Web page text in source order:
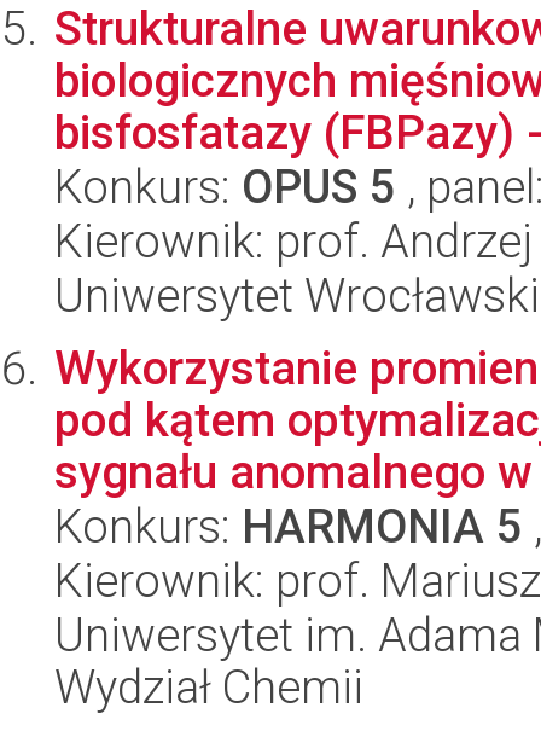
Strukturalne
biologicznych
bisfosfatazy (FBPazy)
Konkurs: OPUS 5 ,
Kierownik: prof.
Uniwersytet
Wykorzystanie
pod kątem
sygnału anomalnego
Konkurs: HARMONIA 5
Kierownik: prof.
Uniwersytet im.
Wydział Chemii